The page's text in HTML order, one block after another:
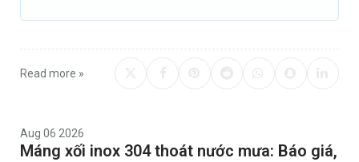
Read more »
Aug 06 2026
Máng xối inox 304 thoát nước mưa: Báo giá,